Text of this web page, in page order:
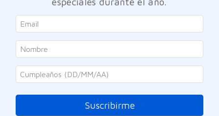
Dermocosmetica Facial Despigmentante
Nivea
Serum Anti-Manchas Post Acné
Luminous 630 Nivea 30ml
Suscribirme